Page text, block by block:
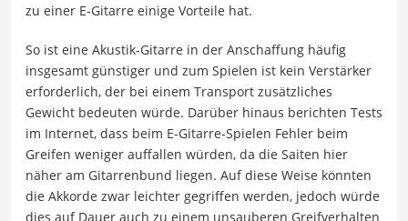
zu einer E-Gitarre einige Vorteile hat.
So ist eine Akustik-Gitarre in der Anschaffung häufig
insgesamt günstiger und zum Spielen ist kein Verstärker
erforderlich, der bei einem Transport zusätzliches
Gewicht bedeuten würde. Darüber hinaus berichten Tests
im Internet, dass beim E-Gitarre-Spielen Fehler beim
Greifen weniger auffallen würden, da die Saiten hier
näher am Gitarrenbund liegen. Auf diese Weise könnten
die Akkorde zwar leichter gegriffen werden, jedoch würde
dies auf Dauer auch zu einem unsauberen Greifverhalten